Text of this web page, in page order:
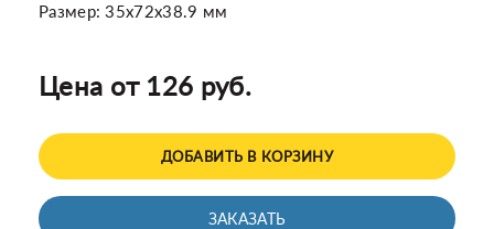
Размер: 35x72x38.9 мм
Цена от 126 руб.
ДОБАВИТЬ В КОРЗИНУ
ЗАКАЗАТЬ